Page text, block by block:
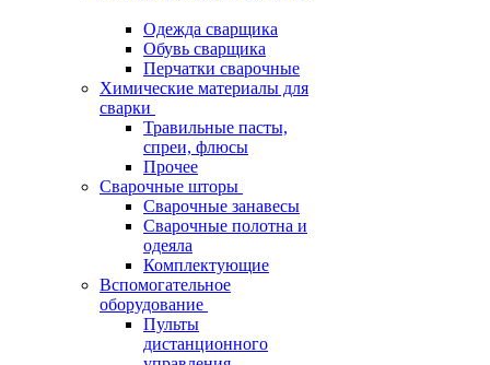
Одежда сварщика
Обувь сварщика
Перчатки сварочные
Химические материалы для
сварки
Травильные пасты,
спреи, флюсы
Прочее
Сварочные шторы
Сварочные занавесы
Сварочные полотна и
одеяла
Комплектующие
Вспомогательное
оборудование
Пульты
дистанционного